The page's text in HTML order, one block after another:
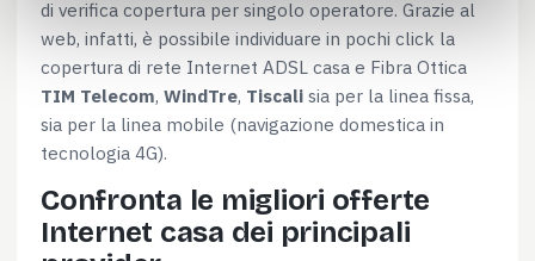
di verifica copertura per singolo operatore. Grazie al
web, infatti, è possibile individuare in pochi click la
copertura di rete Internet ADSL casa e Fibra Ottica
TIM Telecom, WindTre, Tiscali sia per la linea fissa,
sia per la linea mobile (navigazione domestica in
tecnologia 4G).
Confronta le migliori offerte
Internet casa dei principali